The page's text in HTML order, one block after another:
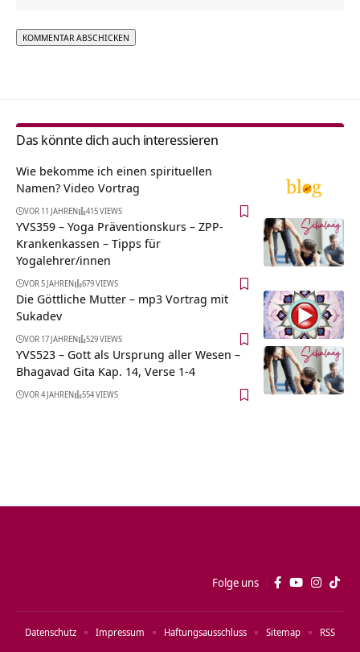
Das könnte dich auch interessieren
Wie bekomme ich einen spirituellen
Namen? Video Vortrag
VOR 11 JAHREN 415 VIEWS
YVS359 – Yoga Präventionskurs – ZPP-
Krankenkassen – Tipps für
Yogalehrer/innen
VOR 5 JAHREN 679 VIEWS
Die Göttliche Mutter – mp3 Vortrag mit
Sukadev
VOR 17 JAHREN 529 VIEWS
YVS523 – Gott als Ursprung aller Wesen –
Bhagavad Gita Kap. 14, Verse 1-4
VOR 4 JAHREN 554 VIEWS
Folge uns
Datenschutz Impressum Haftungsausschluss Sitemap RSS